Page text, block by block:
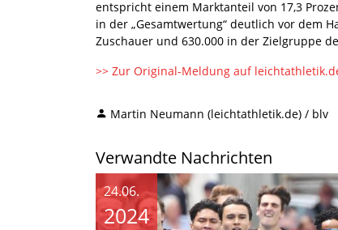
entspricht einem Marktanteil von 17,3
in der „Gesamtwertung“ deutlich vor dem
Zuschauer und 630.000 in der Zielgruppe
>> Zur Original-Meldung auf
Martin Neumann (leichtathletik.de) / blv
Verwandte Nachrichten
24.06.
2024